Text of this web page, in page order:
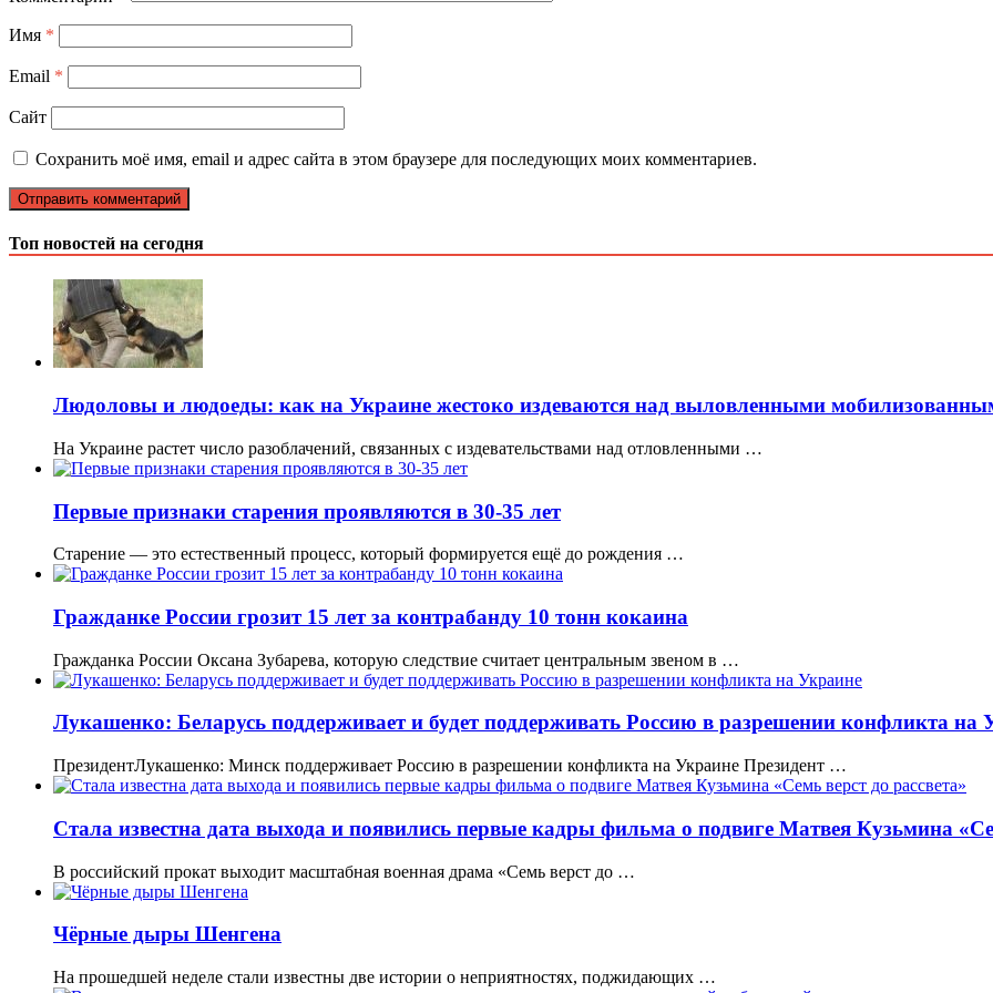
Имя *
Email *
Сайт
Сохранить моё имя, email и адрес сайта в этом браузере для последующих моих комментариев.
Топ новостей на сегодня
Людоловы и людоеды: как на Украине жестоко издеваются над выловленными
На Украине растет число разоблачений, связанных с издевательствами над отловленными …
Первые признаки старения проявляются в 30-35 лет
Старение — это естественный процесс, который формируется ещё до рождения …
Гражданке России грозит 15 лет за контрабанду 10 тонн кокаина
Гражданка России Оксана Зубарева, которую следствие считает центральным звеном в …
Лукашенко: Беларусь поддерживает и будет поддерживать Россию в разрешении конфликта на
ПрезидентЛукашенко: Минск поддерживает Россию в разрешении конфликта на Украине Президент …
Стала известна дата выхода и появились первые кадры фильма о подвиге Матвея Кузьмина
В российский прокат выходит масштабная военная драма «Семь верст до …
Чёрные дыры Шенгена
На прошедшей неделе стали известны две истории о неприятностях, поджидающих …